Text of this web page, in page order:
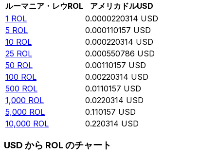
ルーマニア・レウROL アメリカドルUSD
1 ROL 0.0000220314 USD
5 ROL 0.000110157 USD
10 ROL 0.000220314 USD
25 ROL 0.000550786 USD
50 ROL 0.00110157 USD
100 ROL 0.00220314 USD
500 ROL 0.0110157 USD
1,000 ROL 0.0220314 USD
5,000 ROL 0.110157 USD
10,000 ROL 0.220314 USD
USD から ROL のチャート